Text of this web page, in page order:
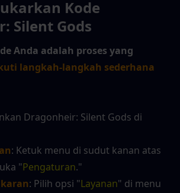
Kode
Silent Gods
Anda adalah proses yang
langkah-langkah sederhana
Dragonheir: Silent Gods di
: Ketuk menu di sudut kanan atas
"Pengaturan."
: Pilih opsi "Layanan" di menu